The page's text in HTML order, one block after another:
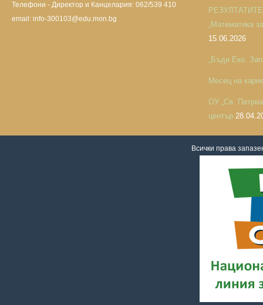
Телефони - Директор и Канцелария: 062/539 410
email: info-300103@edu.mon.bg
РЕЗУЛТАТИТЕ
„Математика
15.06.2026
„Бъди Еко.
Месец на
ОУ „Св.
център
Всички права